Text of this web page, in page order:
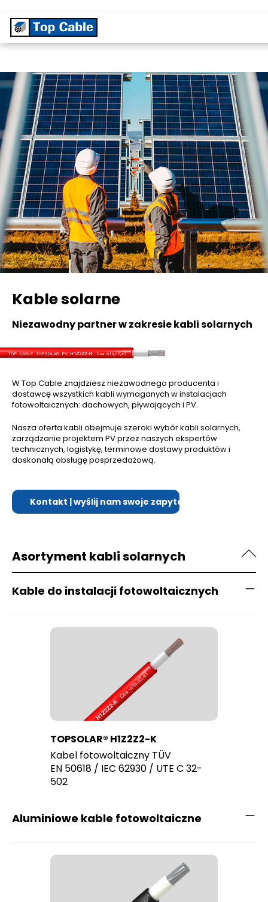
Kable solarne
Niezawodny partner w zakresie kabli solarnych
W Top Cable znajdziesz niezawodnego producenta i
dostawcę wszystkich kabli wymaganych w instalacjach
fotowoltaicznych: dachowych, pływających i PV.
Nasza oferta kabli obejmuje szeroki wybór kabli solarnych,
zarządzanie projektem PV przez naszych ekspertów
technicznych, logistykę, terminowe dostawy produktów i
doskonałą obsługę posprzedażową.
Kontakt | wyślij nam swoje zapytanie ofertowe
Asortyment kabli solarnych
Kable do instalacji fotowoltaicznych
TOPSOLAR® H1Z2Z2-K
Kabel fotowoltaiczny TÜV
EN 50618 / IEC 62930 / UTE C 32-
502
Aluminiowe kable fotowoltaiczne